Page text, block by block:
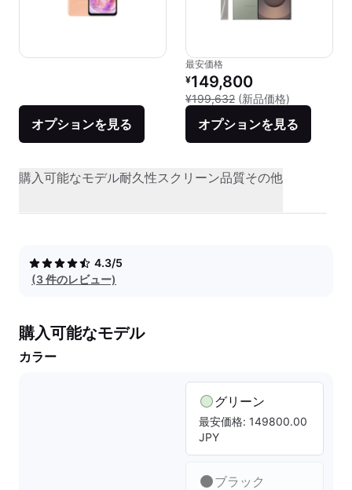
オプションを見る
最安価格
リファービッシュ品の価格：
¥149,800
¥199,632 (新品価格)
オプションを見る
購入可能なモデル耐久性スクリーン品質その他
4.3/5
(3 件のレビュー)
購入可能なモデル
カラー
グリーン
最安価格: 149800.00
JPY
ブラック